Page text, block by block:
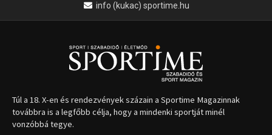
info (kukac) sportime.hu
Túl a 18. X-en és rendezvények százain a Sportime Magazinnak
továbbra is a legfőbb célja, hogy a mindenki sportját minél
vonzóbbá tegye.